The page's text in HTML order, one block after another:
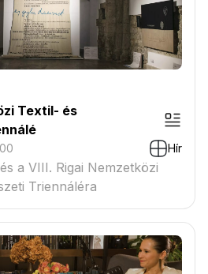
Textil- és
Hír
a VIII. Rigai Nemzetközi
Triennáléra